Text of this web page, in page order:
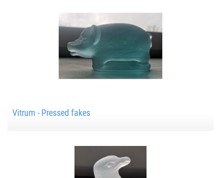
Vitrum - Pressed fakes